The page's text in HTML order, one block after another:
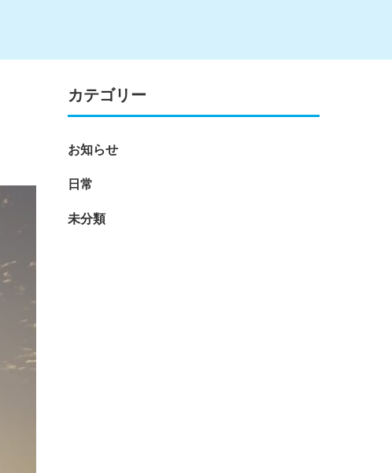
カテゴリー
お知らせ
日常
未分類